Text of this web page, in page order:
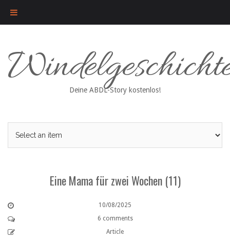
content
Deine ABDL-Story kostenlos!
Eine Mama für zwei Wochen (11)
10/08/2025
6 comments
Article